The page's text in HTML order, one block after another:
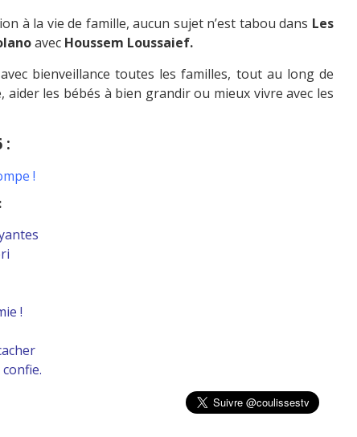
à la vie de famille, aucun sujet n’est tabou dans Les
avec Houssem Loussaief.
bienveillance toutes les familles, tout au long de
les bébés à bien grandir ou mieux vivre avec les
:
!
!
confie.